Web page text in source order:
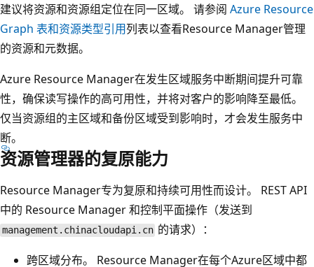
建议将资源和资源组定位在同一区域。 请参阅 Azure Resource
Graph 表和资源类型引用列表以查看Resource Manager管理
的资源和元数据。
Azure Resource Manager在发生区域服务中断期间提升可靠
性，确保读写操作的高可用性，并将对客户的影响降至最低。
仅当资源组的主区域和备份区域受到影响时，才会发生服务中
断。
资源管理器的复原能力
Resource Manager专为复原和持续可用性而设计。 REST API
中的 Resource Manager 和控制平面操作（发送到
management.chinacloudapi.cn 的请求）：
跨区域分布。 Resource Manager在每个Azure区域中都